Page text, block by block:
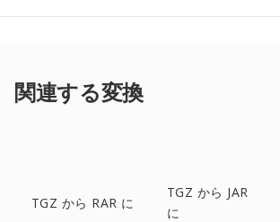
関連する変換
TGZ から RAR に
TGZ から JAR
に